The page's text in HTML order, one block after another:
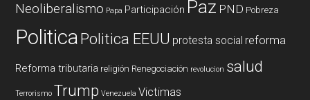
Neoliberalismo Papa Participación Paz PND Pobreza
PoliticaPolitica EEUU protesta social reforma
Reforma tributaria religión Renegociación revolucion salud
Terrorismo Trump Venezuela Victimas